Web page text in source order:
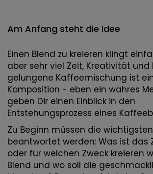
Am Anfang steht die Idee
Einen Blend zu kreieren klingt
aber sehr viel Zeit, Kreativität und
gelungene Kaffeemischung ist
Komposition - eben ein wahres
geben Dir einen Einblick in den
Entstehungsprozess eines
Zu Beginn müssen die
beantwortet werden: Was ist das
oder für welchen Zweck kreieren
Blend und wo soll die